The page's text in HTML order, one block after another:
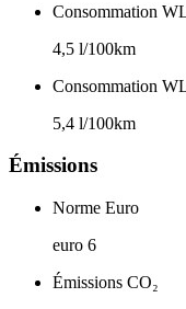
Consommation
4,5 l/100km
Consommation
5,4 l/100km
Émissions
Norme Euro
euro 6
Émissions CO₂